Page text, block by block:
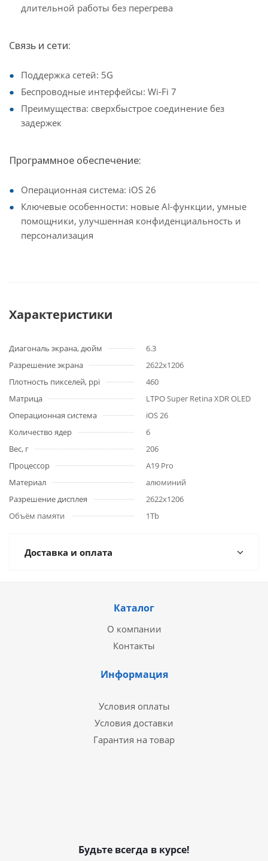
длительной работы без перегрева
Связь и сети:
Поддержка сетей: 5G
Беспроводные интерфейсы: Wi-Fi 7
Преимущества: сверхбыстрое соединение без
задержек
Программное обеспечение:
Операционная система: iOS 26
Ключевые особенности: новые AI-функции, умные
помощники, улучшенная конфиденциальность и
персонализация
Характеристики
Диагональ экрана, дюйм
6.3
Разрешение экрана
2622x1206
Плотность пикселей, ppi
460
Матрица
LTPO Super Retina XDR OLED
Операционная система
iOS 26
Количество ядер
6
Вес, г
206
Процессор
A19 Pro
Материал
алюминий
Разрешение дисплея
2622x1206
Объём памяти
1Tb
Доставка и оплата
Каталог
О компании
Контакты
Информация
Условия оплаты
Условия доставки
Гарантия на товар
Будьте всегда в курсе!